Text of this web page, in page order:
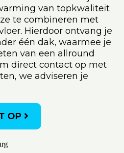
van topkwaliteit
te combineren met
Hierdoor ontvang je
één dak, waarmee je
van een allround
direct contact op met
we adviseren je
OP